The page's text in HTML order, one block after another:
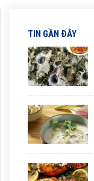
TIN GẦN ĐÂY